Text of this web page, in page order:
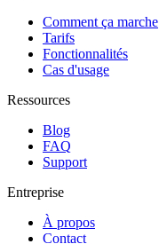
Comment ça marche
Tarifs
Fonctionnalités
Cas d'usage
Ressources
Blog
FAQ
Support
Entreprise
À propos
Contact